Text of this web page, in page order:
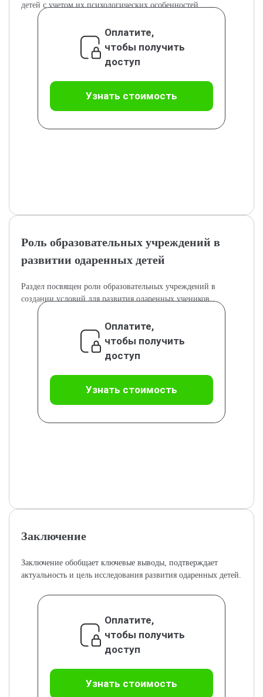
детей с учетом их психологических особенностей.
Оплатите,
чтобы получить
доступ
Узнать стоимость
Роль образовательных учреждений в
развитии одаренных детей
Раздел посвящен роли образовательных учреждений в
создании условий для развития одаренных учеников.
Оплатите,
чтобы получить
доступ
Узнать стоимость
Заключение
Заключение обобщает ключевые выводы, подтверждает
актуальность и цель исследования развития одаренных детей.
Оплатите,
чтобы получить
доступ
Узнать стоимость